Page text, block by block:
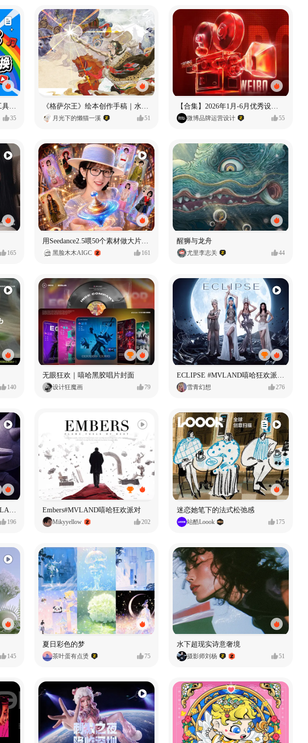
Flova：内容生产，不再依赖工具切换
35
《格萨尔王》绘本创作手稿｜水彩墨韵下的史诗回响
月光下的懒猫一溪 51
【合集】2026年1月-6月优秀设计作品（上）
微博品牌运营设计 55
165 黑脸木木AIGC 161
醒狮与龙舟
尤里李志关 44
140
无眼狂欢｜嘻哈黑胶唱片封面
设计狂魔画 79
ECLIPSE #MVLAND嘻哈狂欢派对 女团MV
雪青幻想 276
196
Embers#MVLAND嘻哈狂欢派对
Mikyyellow 202
迷恋她笔下的法式松弛感
站酷Loook 175
145
夏日彩色的梦
茶叶蛋有点烫 75
水下超现实诗意奢境
摄影师刘杨 51